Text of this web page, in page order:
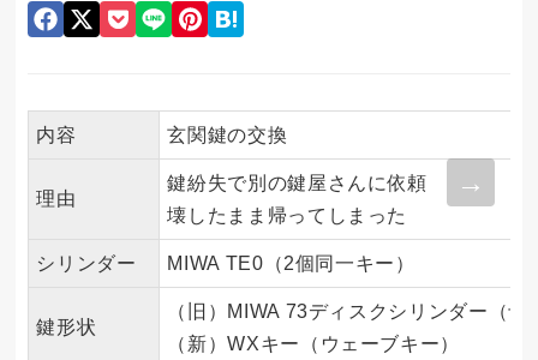
内容 玄関鍵の交換
理由
鍵紛失で別の鍵屋さんに依頼
壊したまま帰ってしまった
シリンダー MIWA TE0（2個同一キー）
鍵形状
（旧）MIWA 73ディスクシリンダー（予
（新）WXキー（ウェーブキー）